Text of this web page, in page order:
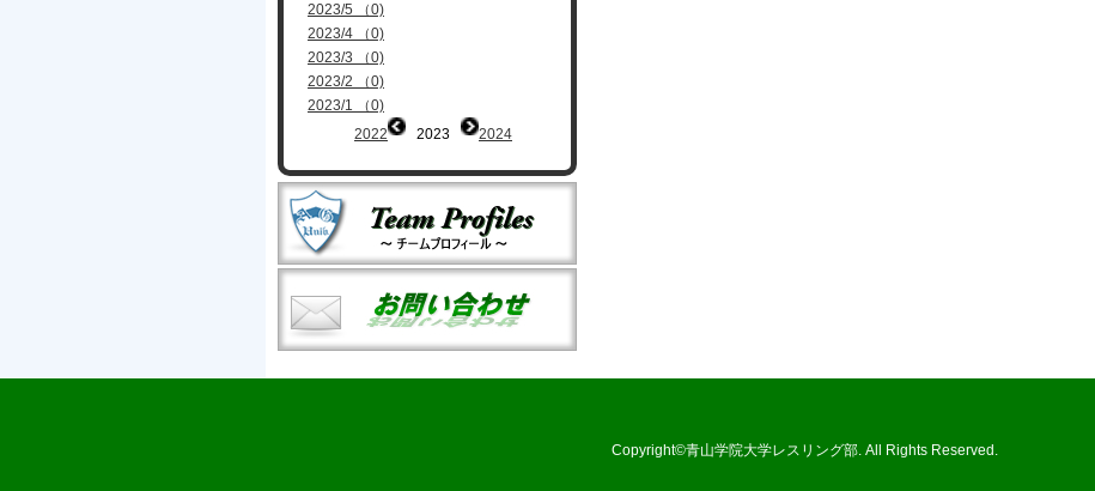
2023/5 （0)
2023/4 （0)
2023/3 （0)
2023/2 （0)
2023/1 （0)
2022
2023 2024
Copyright©青山学院大学レスリング部. All Rights Reserved.